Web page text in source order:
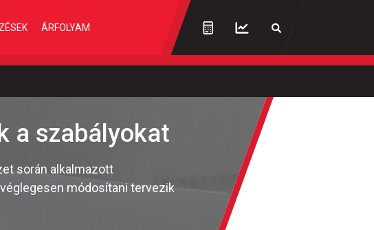
ÁRFOLYAM
a szabályokat
során alkalmazott
módosítani tervezik